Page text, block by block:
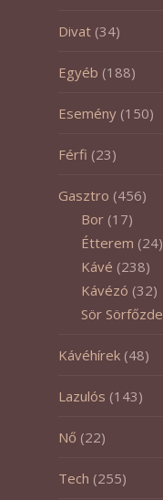
Divat (34)
Egyéb (188)
Esemény (150)
Férfi (23)
Gasztro (456)
Bor (17)
Étterem (24)
Kávé (238)
Kávézó (32)
Sör Sörfőzde
Kávéhírek (48)
Lazulós (143)
Nő (22)
Tech (255)